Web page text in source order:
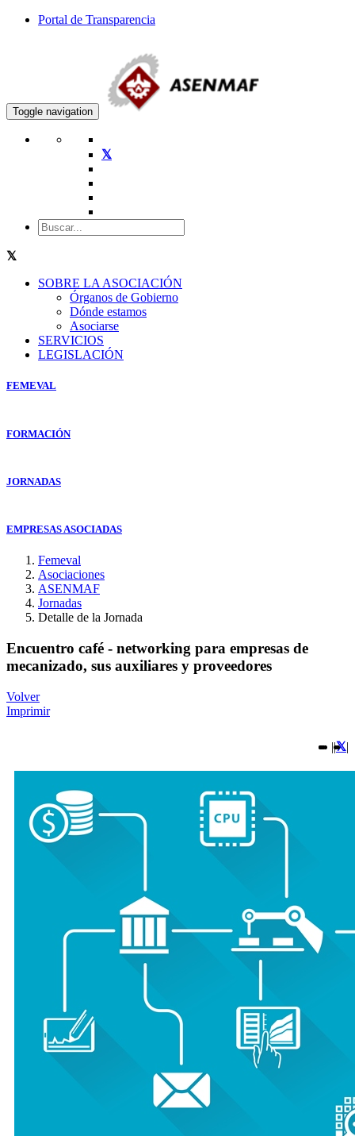
Portal de Transparencia
Toggle navigation
SOBRE LA ASOCIACIÓN
Órganos de Gobierno
Dónde estamos
Asociarse
SERVICIOS
LEGISLACIÓN
FEMEVAL
FORMACIÓN
JORNADAS
EMPRESAS ASOCIADAS
Femeval
Asociaciones
ASENMAF
Jornadas
Detalle de la Jornada
Encuentro café - networking para empresas de
mecanizado, sus auxiliares y proveedores
Volver
Imprimir
|| |